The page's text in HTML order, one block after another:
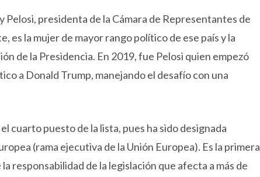
Pelosi, presidenta de la Cámara de Representantes de
es la mujer de mayor rango político de ese país y la
de la Presidencia. En 2019, fue Pelosi quien empezó
a Donald Trump, manejando el desafío con una
cuarto puesto de la lista, pues ha sido designada
(rama ejecutiva de la Unión Europea). Es la primera
responsabilidad de la legislación que afecta a más de